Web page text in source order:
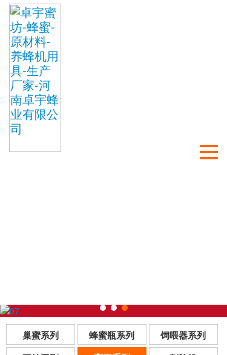
巢蜜系列 蜂蜜瓶系列
饲喂器系列